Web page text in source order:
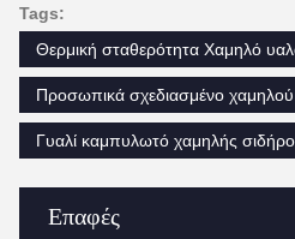
Επαφές
Tags:
Θερμική σταθερότητα Χαμηλό
Προσωπικά σχεδιασμένο
Γυαλί καμπυλωτό χαμηλής